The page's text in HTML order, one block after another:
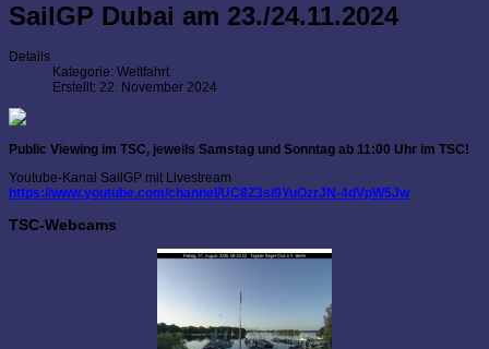
SailGP Dubai am 23./24.11.2024
Details
Kategorie: Wettfahrt
Erstellt: 22. November 2024
Public Viewing im TSC, jeweils Samstag und Sonntag ab 11:00 Uhr im TSC!
Youtube-Kanal SailGP mit Livestream
https://www.youtube.com/channel/UC8Z3si9YuOzrJN-4dVpW5Jw
TSC-Webcams